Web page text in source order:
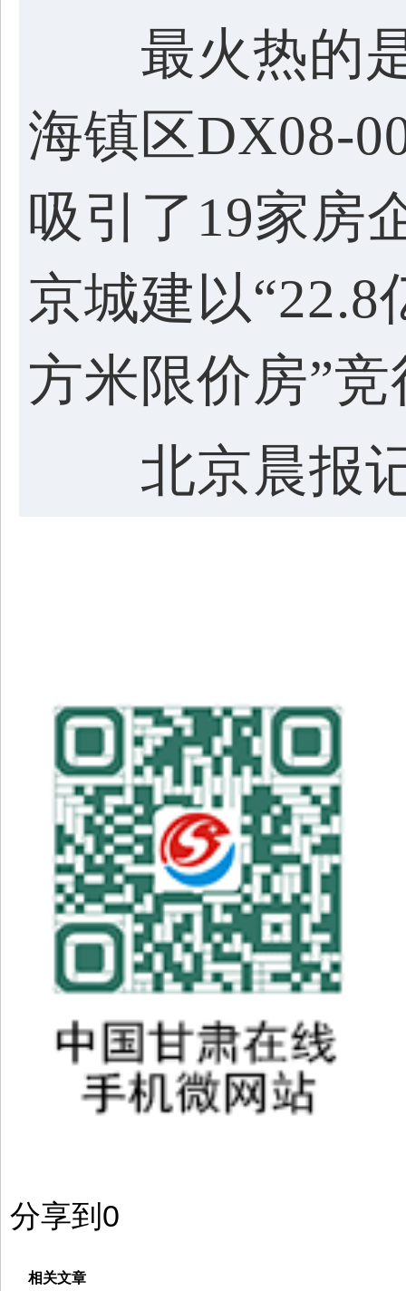
最火热的是
海镇区DX08-
吸引了19家房
京城建以“22.8
方米限价房”
北京晨报记
分享到0
相关文章